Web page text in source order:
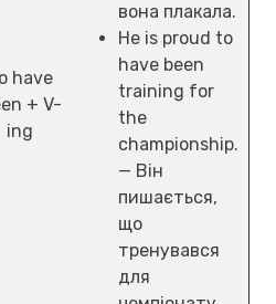
have
+ V-
ing
вона плакала.
He is proud to
have been
training for
the
championship.
— Він
пишається,
що
тренувався
для